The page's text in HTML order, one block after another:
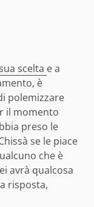
scelta e a
è
polemizzare
il momento
preso le
se le piace
che è
avrà qualcosa
risposta,